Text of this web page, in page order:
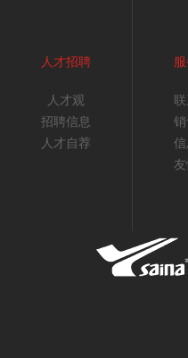
人才招聘
人才观
招聘信息
人才自荐